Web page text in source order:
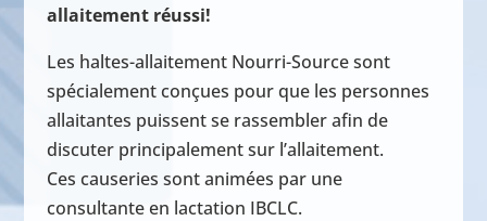
allaitement réussi!
Les haltes-allaitement Nourri-Source sont
spécialement conçues pour que les personnes
allaitantes puissent se rassembler afin de
discuter principalement sur l’allaitement.
Ces causeries sont animées par une
consultante en lactation IBCLC.